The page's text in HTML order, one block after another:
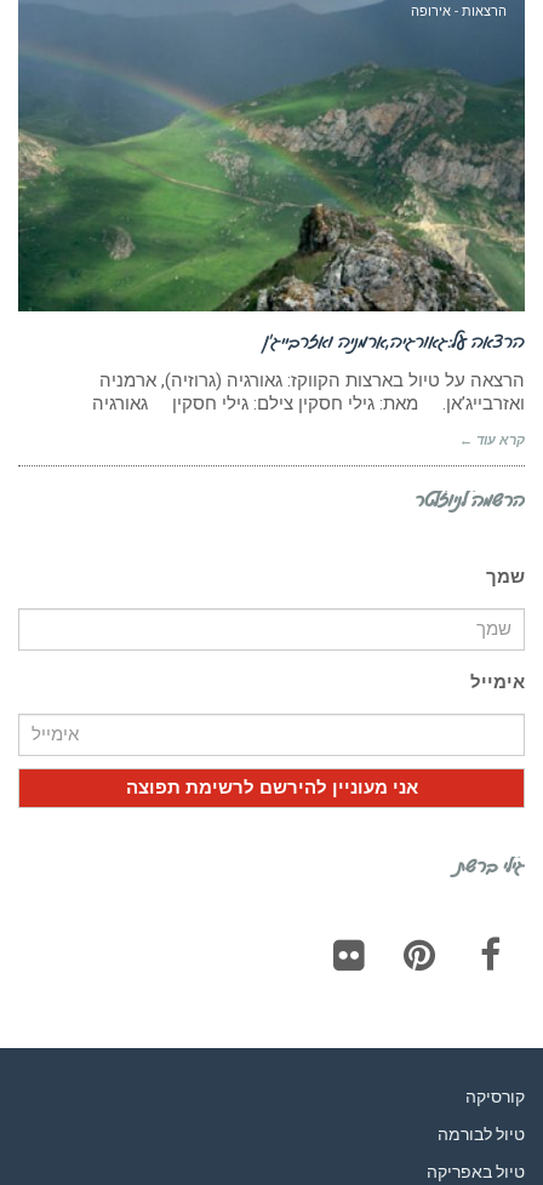
הרצאות - אירופה
הרצאה על:גאורגיה,ארמניה ואזרבייג’ן
הרצאה על טיול בארצות הקווקז: גאורגיה (גרוזיה), ארמניה
ואזרבייג’אן. מאת: גילי חסקין צילם: גילי חסקין גאורגיה
קרא עוד ←
הרשמה לניוזלטר
שמך
אימייל
גילי ברשת
קורסיקה
טיול לבורמה
טיול באפריקה